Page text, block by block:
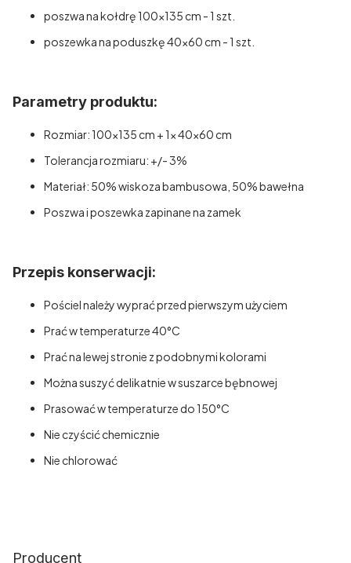
poszwa na kołdrę 100x135 cm - 1 szt.
poszewka na poduszkę 40x60 cm - 1 szt.
Parametry produktu:
Rozmiar: 100x135 cm + 1x 40x60 cm
Tolerancja rozmiaru: +/- 3%
Materiał: 50% wiskoza bambusowa, 50% bawełna
Poszwa i poszewka zapinane na zamek
Przepis konserwacji:
Pościel należy wyprać przed pierwszym użyciem
Prać w temperaturze 40°C
Prać na lewej stronie z podobnymi kolorami
Można suszyć delikatnie w suszarce bębnowej
Prasować w temperaturze do 150°C
Nie czyścić chemicznie
Nie chlorować
Producent